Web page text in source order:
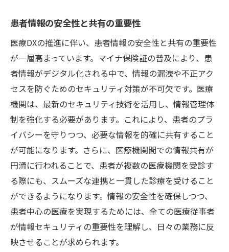
地域医療に貢献する薬局の新たな使命
スマート薬局の創出に向けた挑戦
薬剤師が担うデジタルイノベーターとして
の役割
テクノロジーを活用した医療従事者のスキル強
化の重要性
技術習得がもたらす医療の質向上
医療DXの推進者としての役割を学ぶ
AIとビッグデータがもたらす変革
新技術に対応するための教育プログラム
チーム医療を支えるデジタルツール
未来の医療を担う人材育成の鍵
患者情報の安全性と共有の重要性
医療DXの推進に伴い、患者情報の安全性と共有の重要性
が一層高まっています。マイナ保険証の普及により、患
者情報がデジタル化される中で、情報の漏洩や不正アク
セスを防ぐためのセキュリティ対策が不可欠です。医療
機関は、最新のセキュリティ技術を活用し、情報管理体
制を強化する必要があります。これにより、患者のプラ
イバシーを守りつつ、必要な情報を的確に共有すること
が可能になります。さらに、医療機関間での情報共有が
円滑に行われることで、患者が複数の医療機関を受診す
る際にも、スムーズな連携と一貫した診療を受けること
ができるようになります。情報の安全性を確保しつつ、
患者中心の医療を実現するためには、全ての医療従事者
が情報セキュリティの重要性を理解し、日々の業務に反
映させることが求められます。